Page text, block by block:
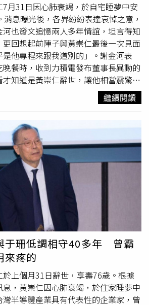
月31日因心肺衰竭，於自宅睡夢中安
息曝光後，各界紛紛表達哀悼之意，
也發文追憶兩人多年情誼，坦言得知
回想起前陣子與黃崇仁最後一次見面
他專程來跟我道別的」。謝金河表
餐時，收到力積電發布董事長異動的
知道是黃崇仁辭世，讓他相當震驚，
」。他形容黃崇仁是個充滿熱情的
價看法、產業觀點各有不同意見，但
拐彎抹角的個性。謝金河指出，黃崇
持樂觀，即使身處逆境，仍相信情勢終
領企業走出困境，被外界稱為「九命
不久前受友人邀請到吉林路一家餐廳
特地請司機載他到場，兩人短暫聊了
工智慧（AI）帶動記憶體產業的新發
半導體產業前景充滿信心，認為AI浪潮
來半導體製造股價格可能不再低於百
壽76歲。（圖／報系資料照）謝金河提
拐杖，在司機攙扶下離開餐廳。雖然對
初癒，但他早已注意到黃崇仁曾一度
，因此猜測身體狀況可能不佳，只是
當時情景，讓他感嘆，「似乎是他專
人多年來因半導體產業結緣。謝金河
市、爾必達破產，到力積電重新上
業發展等議題，黃崇仁一直都是他請
繼續閱讀
于珊低調相守40多年 曾霸
來疼的
上個月31日辭世，享壽76歲。根據
，黃崇仁因心肺衰竭，於住家睡夢中
半導體產業具有代表性的企業家，曾